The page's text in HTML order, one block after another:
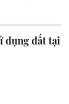
dụng đất tại